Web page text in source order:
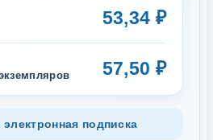
53,34 ₽
57,50 ₽
подписка